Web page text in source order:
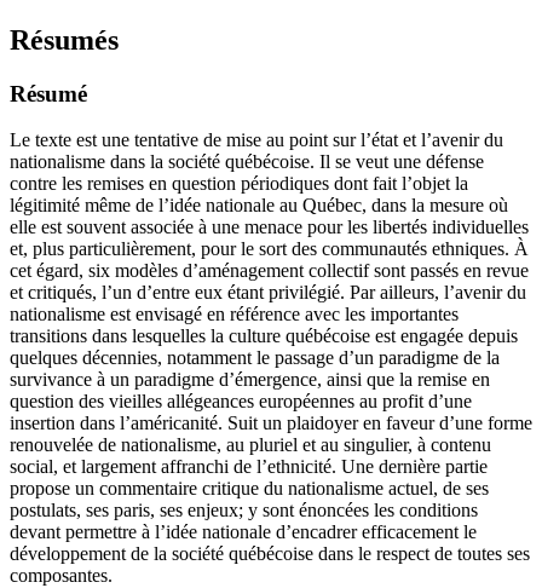
Résumés
Résumé
Le texte est une tentative de mise au point sur l’état et l’avenir du
nationalisme dans la société québécoise. Il se veut une défense
contre les remises en question périodiques dont fait l’objet la
légitimité même de l’idée nationale au Québec, dans la mesure où
elle est souvent associée à une menace pour les libertés individuelles
et, plus particulièrement, pour le sort des communautés ethniques. À
cet égard, six modèles d’aménagement collectif sont passés en revue
et critiqués, l’un d’entre eux étant privilégié. Par ailleurs, l’avenir du
nationalisme est envisagé en référence avec les importantes
transitions dans lesquelles la culture québécoise est engagée depuis
quelques décennies, notamment le passage d’un paradigme de la
survivance à un paradigme d’émergence, ainsi que la remise en
question des vieilles allégeances européennes au profit d’une
insertion dans l’américanité. Suit un plaidoyer en faveur d’une forme
renouvelée de nationalisme, au pluriel et au singulier, à contenu
social, et largement affranchi de l’ethnicité. Une dernière partie
propose un commentaire critique du nationalisme actuel, de ses
postulats, ses paris, ses enjeux; y sont énoncées les conditions
devant permettre à l’idée nationale d’encadrer efficacement le
développement de la société québécoise dans le respect de toutes ses
composantes.